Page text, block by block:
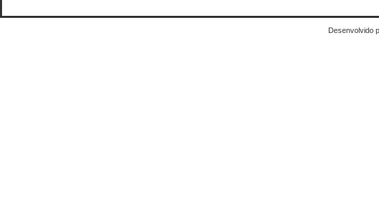
Desenvolvido